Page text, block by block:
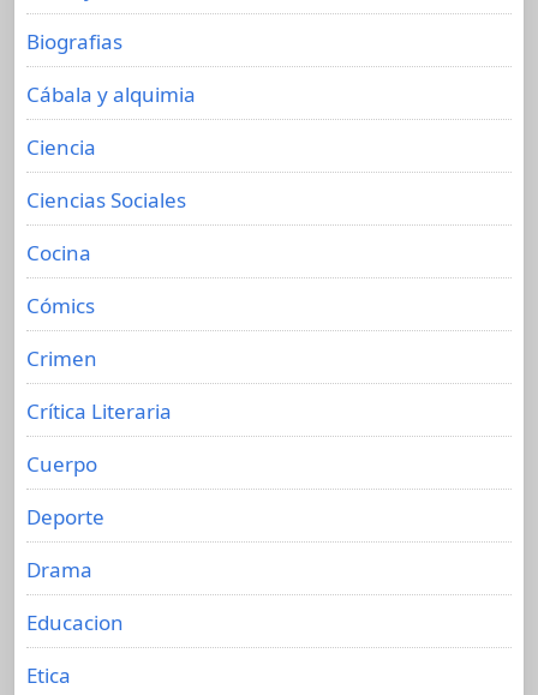
Biografias
Cábala y alquimia
Ciencia
Ciencias Sociales
Cocina
Cómics
Crimen
Crítica Literaria
Cuerpo
Deporte
Drama
Educacion
Etica